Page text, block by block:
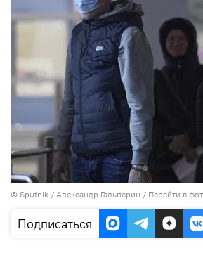
© Sputnik / Александр Гальперин / Перейти в
Подписаться